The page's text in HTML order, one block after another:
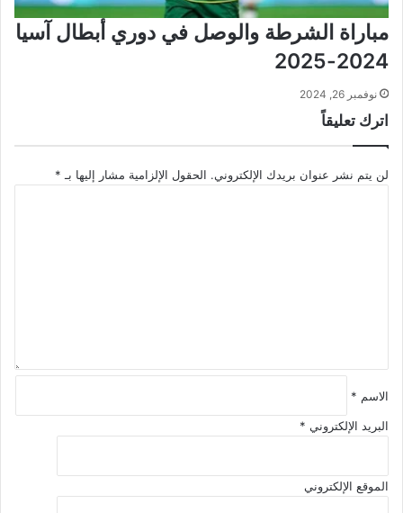
مباراة الشرطة والوصل في دوري أبطال آسيا
2024-2025
نوفمبر 26, 2024
اترك تعليقاً
لن يتم نشر عنوان بريدك الإلكتروني. الحقول الإلزامية مشار إليها بـ *
الاسم *
البريد الإلكتروني *
الموقع الإلكتروني